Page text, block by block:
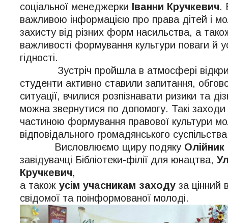
соціальної менеджерки Іванни Кручкевич.
важливою інформацією про права дітей і
захисту від різних форм насильства, а
важливості формування культури поваги й
гідності.
Зустріч пройшла в атмосфері
студенти активно ставили запитання,
ситуації, вчилися розпізнавати ризики та
можна звернутися по допомогу. Такі
частиною формування правової культури
відповідального громадянського
Висловлюємо щиру подяку Олійник
завідувачці Бібліотеки-філії для юнацтва,
Кручкевич,
а такожусім учасникам заходу за цінний
свідомої та поінформованої молоді.